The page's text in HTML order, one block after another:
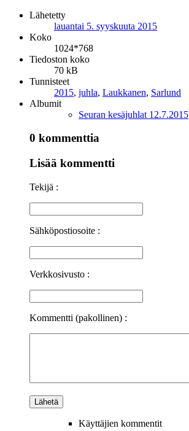
Lähetetty
lauantai 5. syyskuuta 2015
Koko
1024*768
Tiedoston koko
70 kB
Tunnisteet
2015, juhla, Laukkanen, Sarlund
Albumit
Seuran kesäjuhlat 12.7.2015
0 kommenttia
Lisää kommentti
Tekijä :
Sähköpostiosoite :
Verkkosivusto :
Kommentti (pakollinen) :
Käyttäjien kommentit